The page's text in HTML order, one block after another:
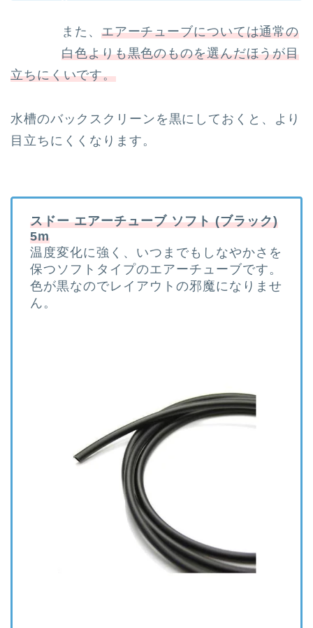
また、 エアーチューブについては通常の
白色よりも黒色のものを選んだほうが目
立ちにくいです。
水槽のバックスクリーンを黒にしておくと、より
目立ちにくくなります。
スドー エアーチューブ ソフト (ブラック)
5m
温度変化に強く、いつまでもしなやかさを
保つソフトタイプのエアーチューブです。
色が黒なのでレイアウトの邪魔になりませ
ん。